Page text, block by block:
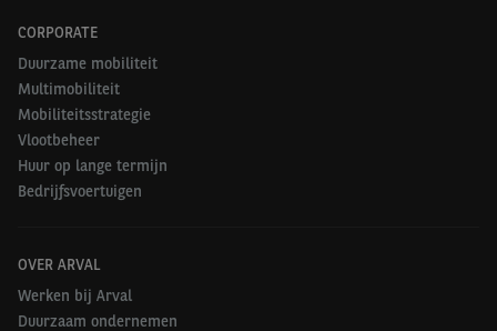
CORPORATE
Duurzame mobiliteit
Multimobiliteit
Mobiliteitsstrategie
Vlootbeheer
Huur op lange termijn
Bedrijfsvoertuigen
OVER ARVAL
Werken bij Arval
Duurzaam ondernemen